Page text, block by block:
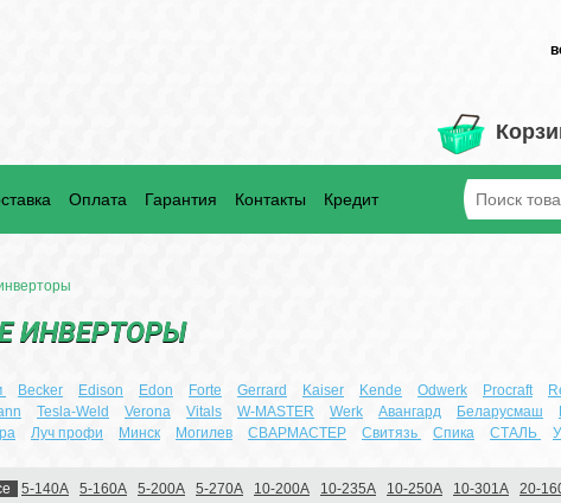
Оплата Гарантия Контакты Кредит
ИНВЕРТОРЫ
Becker Edison Edon Forte Gerrard Kaiser Kende Odwerk Procraft
Tesla-Weld Verona Vitals W-MASTER Werk Авангард Беларусмаш
Луч профи Минск Могилев СВАРМАСТЕР Свитязь Спика СТАЛЬ
5-140А 5-160А 5-200А 5-270А 10-200А 10-235А 10-250А 10-301А 20-